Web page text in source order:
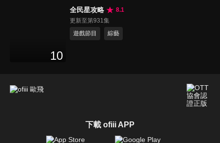
10
全民星攻略
8.1
更新至第931集
遊戲節目
綜藝
下載 ofiii APP